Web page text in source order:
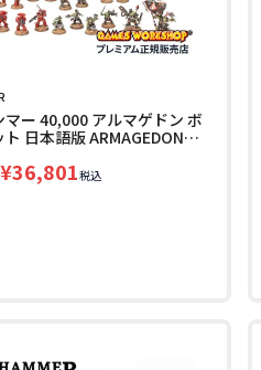
マー 40,000 アルマゲドン ボ
日本語版 ARMAGEDON
¥36,801税込